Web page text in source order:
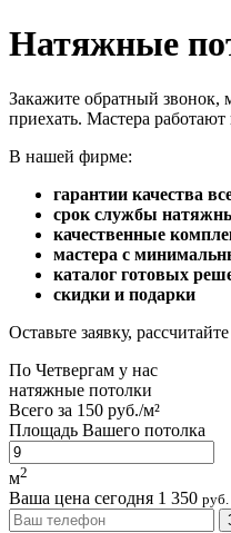
Натяжные
Закажите обратный
приехать. Мастера
В нашей фирме:
гарантии качества
срок службы
качественные
мастера с
каталог готовых
скидки и подарки
Оставьте заявку,
По Четвергам у нас
натяжные потолки
Всего за 150 руб./м²
Площадь Вашего потолка
м2
Ваша цена сегодня 1 350 руб.